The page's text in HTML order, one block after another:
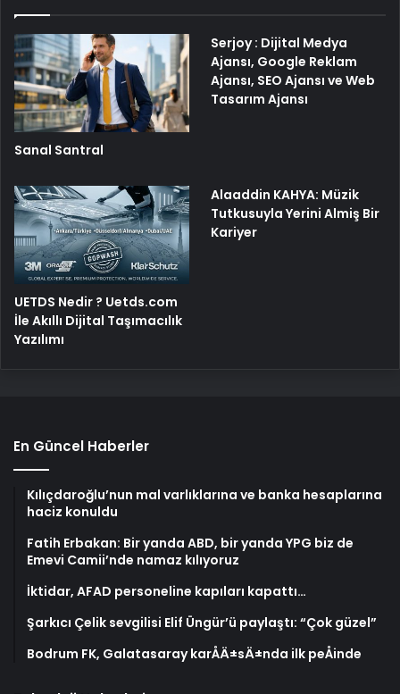
Sanal Santral
Serjoy : Dijital Medya
Ajansı, Google Reklam
Ajansı, SEO Ajansı ve Web
Tasarım Ajansı
UETDS Nedir ? Uetds.com
İle Akıllı Dijital Taşımacılık
Yazılımı
Alaaddin KAHYA: Müzik
Tutkusuyla Yerini Almiş Bir
Kariyer
En Güncel Haberler
Kılıçdaroğlu’nun mal varlıklarına ve banka hesaplarına
haciz konuldu
Fatih Erbakan: Bir yanda ABD, bir yanda YPG biz de
Emevi Camii’nde namaz kılıyoruz
İktidar, AFAD personeline kapıları kapattı…
Şarkıcı Çelik sevgilisi Elif Üngür’ü paylaştı: “Çok güzel”
Bodrum FK, Galatasaray karÅÄ±sÄ±nda ilk peÅinde